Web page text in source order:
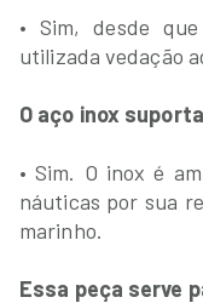
• Sim, desde
utilizada vedação
O aço inox
• Sim. O inox é
náuticas por sua
marinho.
Essa peça serve